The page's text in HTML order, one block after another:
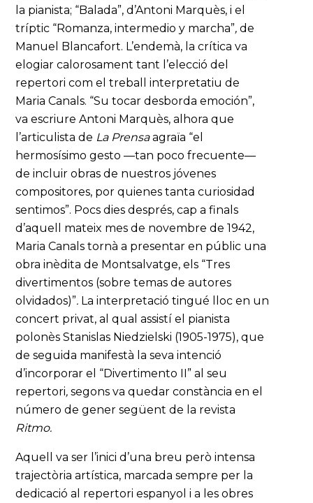
la pianista; “Balada”, d’Antoni Marquès, i el
tríptic “Romanza, intermedio y marcha”,de
Manuel Blancafort. L’endemà, la crítica va
elogiar calorosament tant l’elecció del
repertori com el treball interpretatiu de
Maria Canals. “Su tocar desborda emoción”,
va escriure Antoni Marquès, alhora que
l’articulista de La Prensaagraïa “el
hermosísimo gesto —tan poco frecuente—
de incluir obras de nuestros jóvenes
compositores, por quienes tanta curiosidad
sentimos”. Pocs dies després, cap a finals
d’aquell mateix mes de novembre de 1942,
Maria Canals tornà a presentar en públic una
obra inèdita de Montsalvatge, els “Tres
divertimentos (sobre temas de autores
olvidados)”. La interpretació tingué lloc en un
concert privat, al qual assistí el pianista
polonès Stanislas Niedzielski (1905-1975), que
de seguida manifestà la seva intenció
d’incorporar el “Divertimento II” al seu
repertori,segons va quedar constància en el
número de gener següent de la revista
Ritmo.
Aquell va ser l’inici d’una breu però intensa
trajectòria artística, marcada sempre per la
dedicació al repertori espanyol i a les obres